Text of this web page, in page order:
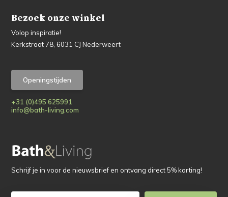
Bezoek onze winkel
Volop inspiratie!
Kerkstraat 78, 6031 CJ Nederweert
Openingstijden
+31 (0)495 625991
info@bath-living.com
Schrijf je in voor de nieuwsbrief en ontvang direct 5% korting!